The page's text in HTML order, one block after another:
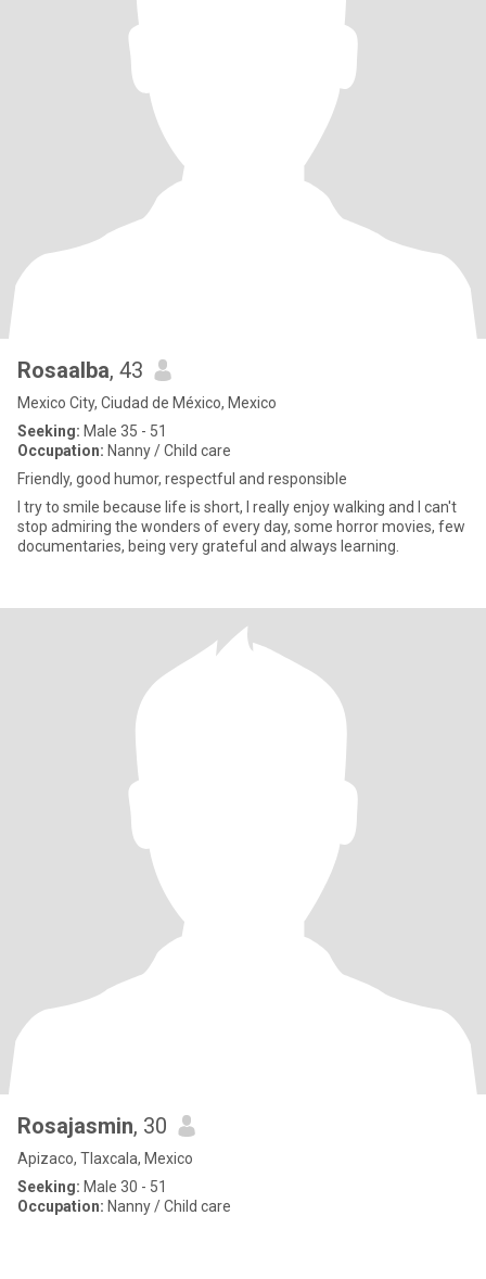
Rosaalba, 43
Mexico City, Ciudad de México, Mexico
Seeking: Male 35 - 51
Occupation: Nanny / Child care
Friendly, good humor, respectful and responsible
I try to smile because life is short, I really enjoy walking and I can't
stop admiring the wonders of every day, some horror movies, few
documentaries, being very grateful and always learning.
Rosajasmin, 30
Apizaco, Tlaxcala, Mexico
Seeking: Male 30 - 51
Occupation: Nanny / Child care